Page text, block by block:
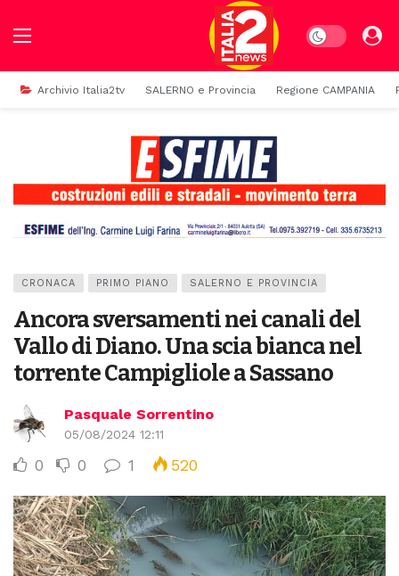
Dark mode
Archivio Italia2tv SALERNO e Provincia Regione CAMPANIA
CRONACA PRIMO PIANO SALERNO E PROVINCIA
Ancora sversamenti nei canali del
Vallo di Diano. Una scia bianca nel
torrente Campigliole a Sassano
Pasquale Sorrentino
05/08/2024 12:11
0 0 1 520